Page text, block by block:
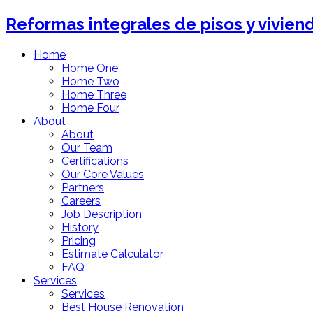
Reformas integrales de pisos y
Home
Home One
Home Two
Home Three
Home Four
About
About
Our Team
Certifications
Our Core Values
Partners
Careers
Job Description
History
Pricing
Estimate Calculator
FAQ
Services
Services
Best House Renovation